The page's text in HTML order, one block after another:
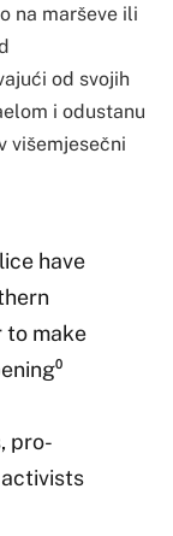
na marševe ili
od svojih
i odustanu
višemjesečni
have
to make
pro-